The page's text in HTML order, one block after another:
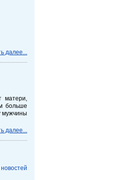
далее...
матери,
больше
мужчины
далее...